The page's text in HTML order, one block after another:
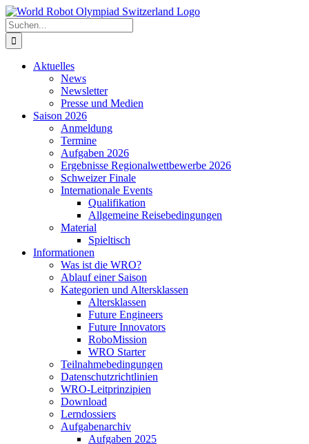
Zum
Inhalt
springen
Suche
nach:
Aktuelles
News
Newsletter
Presse und Medien
Saison 2026
Anmeldung
Termine
Aufgaben 2026
Ergebnisse Regionalwettbewerbe 2026
Schweizer Finale
Internationale Events
Qualifikation
Allgemeine Reisebedingungen
Material
Spieltisch
Informationen
Was ist die WRO?
Ablauf einer Saison
Kategorien und Altersklassen
Altersklassen
Future Engineers
Future Innovators
RoboMission
WRO Starter
Teilnahmebedingungen
Datenschutzrichtlinien
WRO-Leitprinzipien
Download
Lerndossiers
Aufgabenarchiv
Aufgaben 2025